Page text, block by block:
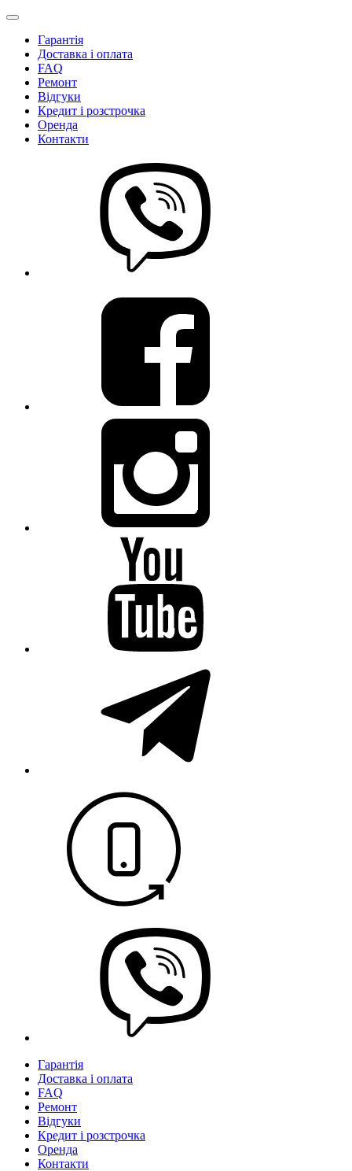
Гарантія
Доставка і оплата
FAQ
Ремонт
Відгуки
Кредит і розстрочка
Оренда
Контакти
Гарантія
Доставка і оплата
FAQ
Ремонт
Відгуки
Кредит і розстрочка
Оренда
Контакти